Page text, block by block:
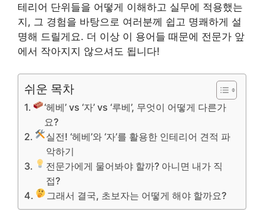
테리어 단위들을 어떻게 이해하고 실무에 적용했는
지, 그 경험을 바탕으로 여러분께 쉽고 명쾌하게 설
명해 드릴게요. 더 이상 이 용어들 때문에 전문가 앞
에서 작아지지 않으셔도 됩니다!
쉬운 목차
‘헤베’ vs ‘자’ vs ‘루베’, 무엇이 어떻게 다른가
요?
실전! ‘헤베’와 ‘자’를 활용한 인테리어 견적 파
악하기
전문가에게 물어봐야 할까? 아니면 내가 직
접?
그래서 결국, 초보자는 어떻게 해야 할까요?